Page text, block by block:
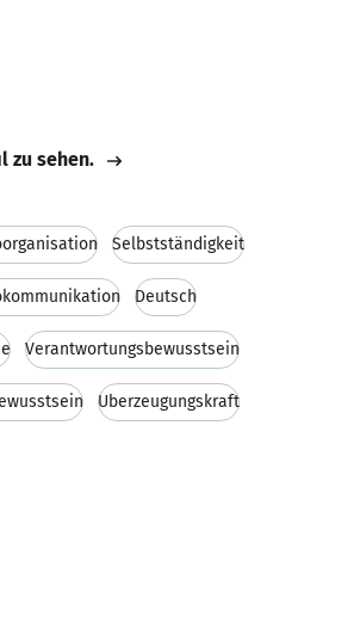
zu sehen.
Selbstständigkeit
Deutsch
Verantwortungsbewusstsein
Überzeugungskraft